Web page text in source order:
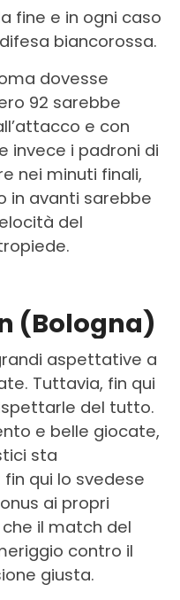
fine e in ogni caso
biancorossa.
dovesse
92 sarebbe
e con
invece i padroni di
nei minuti finali,
in avanti sarebbe
del
(Bologna)
aspettative a
Tuttavia, fin qui
del tutto.
e belle giocate,
sta
qui lo svedese
ai propri
il match del
contro il
giusta.